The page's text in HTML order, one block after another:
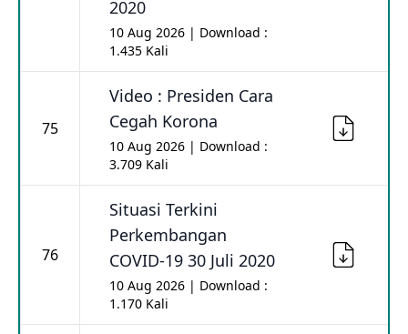
2020
10 Aug 2026 | Download :
1.435 Kali
75
Video : Presiden Cara
Cegah Korona
10 Aug 2026 | Download :
3.709 Kali
76
Situasi Terkini
Perkembangan
COVID-19 30 Juli 2020
10 Aug 2026 | Download :
1.170 Kali